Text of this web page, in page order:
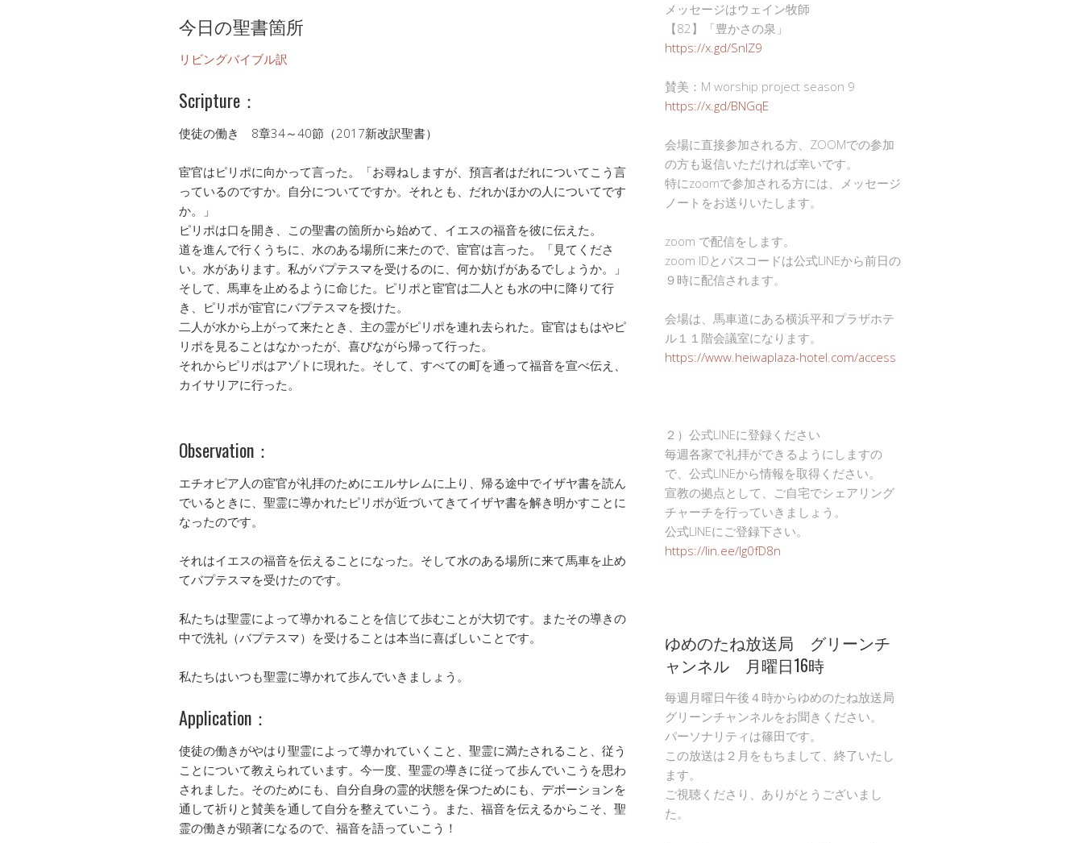
今日の聖書箇所
リビングバイブル訳
Scripture：
使徒の働き 8章34～40節（2017新改訳聖書）
宦官はピリポに向かって言った。「お尋ねしますが、預言者はだれについてこう言
っているのですか。自分についてですか。それとも、だれかほかの人についてです
か。」
ピリポは口を開き、この聖書の箇所から始めて、イエスの福音を彼に伝えた。
道を進んで行くうちに、水のある場所に来たので、宦官は言った。「見てくださ
い。水があります。私がバプテスマを受けるのに、何か妨げがあるでしょうか。」
そして、馬車を止めるように命じた。ピリポと宦官は二人とも水の中に降りて行
き、ピリポが宦官にバプテスマを授けた。
二人が水から上がって来たとき、主の霊がピリポを連れ去られた。宦官はもはやピ
リポを見ることはなかったが、喜びながら帰って行った。
それからピリポはアゾトに現れた。そして、すべての町を通って福音を宣べ伝え、
カイサリアに行った。
Observation：
エチオピア人の宦官が礼拝のためにエルサレムに上り、帰る途中でイザヤ書を読ん
でいるときに、聖霊に導かれたピリポが近づいてきてイザヤ書を解き明かすことに
なったのです。
それはイエスの福音を伝えることになった。そして水のある場所に来て馬車を止め
てバプテスマを受けたのです。
私たちは聖霊によって導かれることを信じて歩むことが大切です。またその導きの
中で洗礼（バプテスマ）を受けることは本当に喜ばしいことです。
私たちはいつも聖霊に導かれて歩んでいきましょう。
Application：
使徒の働きがやはり聖霊によって導かれていくこと、聖霊に満たされること、従う
ことについて教えられています。今一度、聖霊の導きに従って歩んでいこうを思わ
されました。そのためにも、自分自身の霊的状態を保つためにも、デボーションを
通して祈りと賛美を通して自分を整えていこう。また、福音を伝えるからこそ、聖
霊の働きが顕著になるので、福音を語っていこう！
メッセージはウェイン牧師
【82】「豊かさの泉」
https://x.gd/SnlZ9
賛美：M worship project season 9
https://x.gd/BNGqE
会場に直接参加される方、ZOOMでの参加
の方も返信いただければ幸いです。
特にzoomで参加される方には、メッセージ
ノートをお送りいたします。
zoom で配信をします。
zoom IDとパスコードは公式LINEから前日の
９時に配信されます。
会場は、馬車道にある横浜平和プラザホテ
ル１１階会議室になります。
https://www.heiwaplaza-hotel.com/access
２）公式LINEに登録ください
毎週各家で礼拝ができるようにしますの
で、公式LINEから情報を取得ください。
宣教の拠点として、ご自宅でシェアリング
チャーチを行っていきましょう。
公式LINEにご登録下さい。
https://lin.ee/Ig0fD8n
ゆめのたね放送局 グリーンチ
ャンネル 月曜日16時
毎週月曜日午後４時からゆめのたね放送局
グリーンチャンネルをお聞きください。
パーソナリティは篠田です。
この放送は２月をもちまして、終了いたし
ます。
ご視聴くださり、ありがとうございまし
た。